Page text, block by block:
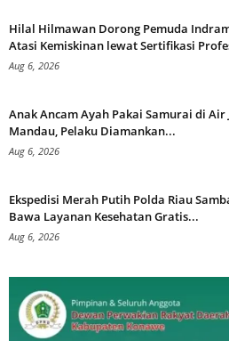
Hilal Hilmawan Dorong Pemuda
Atasi Kemiskinan lewat Sertifikasi
Aug 6, 2026
Anak Ancam Ayah Pakai Samurai di Air
Mandau, Pelaku Diamankan...
Aug 6, 2026
Ekspedisi Merah Putih Polda Riau
Bawa Layanan Kesehatan Gratis...
Aug 6, 2026